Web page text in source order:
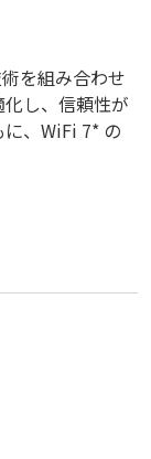
を組み合わせ
し、信頼性が
、WiFi 7* の